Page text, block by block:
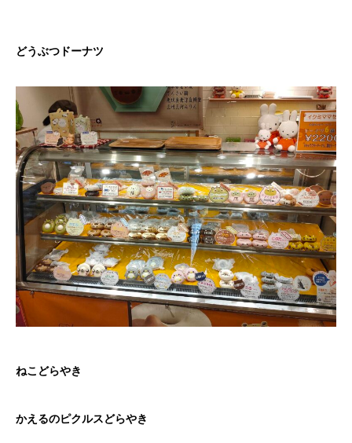
どうぶつドーナツ
ねこどらやき
かえるのピクルスどらやき